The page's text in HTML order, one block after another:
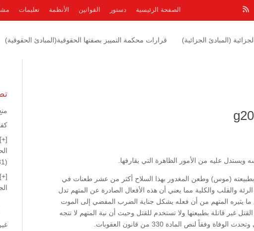
الصفحة الرئيسية دستور القوانين الأنظمة تعليمات
(المبادئ الجزائية) قرارات محكمة التمييز بصفتها الحقوقية(المبادئ الحقوقية)
عليه من الأمور الظاهرة التي يقارفها.
بطبيعته (موس) وطعن المغدور بهذا السلاح أكثر من عشر طعنات في
والقلب والكلية مما يعني أن هذه الأفعال الصادرة عن المتهم تدل
ما يثيره المتهم من أن فعله يشكل جناية الضرب المفضي إلى الموت
غير قاتلة بطبيعتها ولا تستخدم للقتل وحيث أن نية المتهم لا تتجه
لنص المادة 330 من قانون العقوبات.
[+]
(6131)
[+]